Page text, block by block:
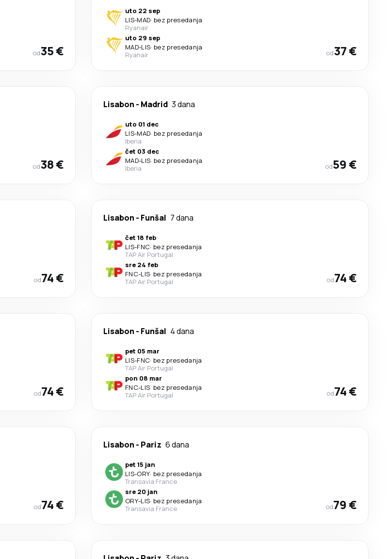
od35 €
uto 22 sep
LIS-MAD· bez presedanja
Ryanair
uto 29 sep
MAD-LIS· bez presedanja
Ryanair
od37 €
od38 €
Lisabon - Madrid 3 dana
uto 01 dec
LIS-MAD· bez presedanja
Iberia
čet 03 dec
MAD-LIS· bez presedanja
Iberia
od59 €
od74 €
Lisabon - Funšal 7 dana
čet 18 feb
LIS-FNC· bez presedanja
TAP Air Portugal
sre 24 feb
FNC-LIS· bez presedanja
TAP Air Portugal
od74 €
od74 €
Lisabon - Funšal 4 dana
pet 05 mar
LIS-FNC· bez presedanja
TAP Air Portugal
pon 08 mar
FNC-LIS· bez presedanja
TAP Air Portugal
od74 €
od74 €
Lisabon - Pariz 6 dana
pet 15 jan
LIS-ORY· bez presedanja
Transavia France
sre 20 jan
ORY-LIS· bez presedanja
Transavia France
od79 €